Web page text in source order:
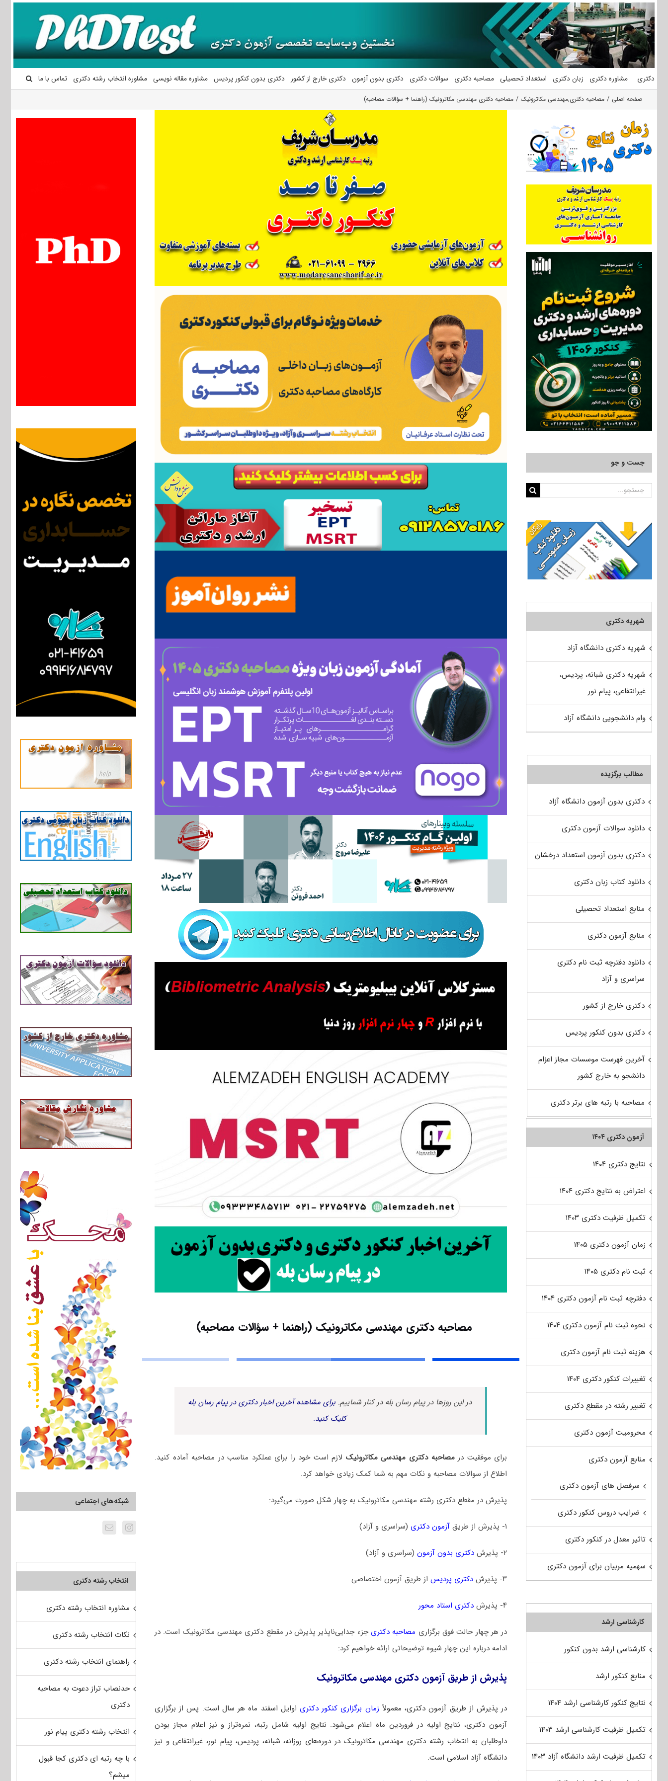
محتوا
دکتری مشاوره دکتری زبان دکتری استعداد تحصیلی مصاحبه دکتری سوالات دکتری دکتری بدون آزمون دکتری خارج از کشور دکتری بدون کنکور پردیس مشاوره مقاله نویسی مشاوره انتخاب رشته دکتری تماس با ما
صفحه اصلی مصاحبه دکتری,مهندسی مکاترونیک مصاحبه دکتری مهندسی مکاترونیک (راهنما + سؤالات مصاحبه)
مصاحبه دکتری مهندسی مکاترونیک (راهنما + سؤالات مصاحبه)
در این روزها در پیام رسان بله در کنار شماییم. برای مشاهده آخرین اخبار دکتری در پیام رسان بله
کلیک کنید.
برای موفقیت درمصاحبه دکتری مهندسی مکاترونیک لازم است خود را برای عملکرد مناسب در مصاحبه آماده کنید.
اطلاع از سوالات مصاحبه و نکات مهم به شما کمک زیادی خواهد کرد.
پذیرش در مقطع دکتری رشته مهندسی مکاترونیک به چهار شکل صورت می‌گیرد:
۱- پذیرش از طریق آزمون دکتری (سراسری و آزاد)
۲- پذیرش دکتری بدون آزمون(سراسری و آزاد)
۳- پذیرش دکتری پردیساز طریق آزمون اختصاصی
۴- پذیرش دکتری استاد محور
در هر چهار حالت فوق برگزاری مصاحبه دکتری جزء جدایی‌ناپذیر پذیرش در مقطع دکتری مهندسی مکاترونیک است. در
ادامه درباره این چهار شیوه توضیحاتی ارائه خواهیم کرد:
پذیرش از طریق آزمون دکتری مهندسی مکاترونیک
در پذیرش از طریق آزمون دکتری، معمولاً زمان برگزاری کنکور دکتری اوایل اسفند ماه هر سال است. پس از برگزاری
آزمون دکتری، نتایج اولیه در فروردین ماه اعلام می‌شود. نتایج اولیه شامل رتبه، نمره‌تراز و نیز اعلام مجاز بودن
داوطلبان به انتخاب رشته دکتری مهندسی مکاترونیک در دوره‌های روزانه، شبانه، پردیس، پیام نور، غیرانتفاعی و نیز
دانشگاه آزاد اسلامی است.
شبکه‌های اجتماعی
انتخاب رشته دکتری
مشاوره انتخاب رشته دکتری
نکات انتخاب رشته دکتری
راهنمای انتخاب رشته دکتری
حدنصاب تراز دعوت به مصاحبه
دکتری
انتخاب رشته دکتری پیام نور
با چه رتبه ای دکتری کجا قبول
میشم؟
جست و جو
جستجو
شهریه دکتری
شهریه دکتری دانشگاه آزاد
شهریه دکتری شبانه، پردیس،
غیرانتفاعی، پیام نور
وام دانشجویی دانشگاه آزاد
مطالب برگزیده
دکتری بدون آزمون دانشگاه آزاد
دانلود سوالات آزمون دکتری
دکتری بدون آزمون استعداد درخشان
دانلود کتاب زبان دکتری
منابع استعداد تحصیلی
منابع آزمون دکتری
دانلود دفترچه ثبت نام دکتری
سراسری و آزاد
دکتری خارج از کشور
دکتری بدون کنکور پردیس
آخرین فهرست موسسات مجاز اعزام
دانشجو به خارج کشور
مصاحبه با رتبه های برتر دکتری
آزمون دکتری ۱۴۰۴
نتایج دکتری ۱۴۰۴
اعتراض به نتایج دکتری ۱۴۰۴
تکمیل ظرفیت دکتری ۱۴۰۳
زمان آزمون دکتری ۱۴۰۵
ثبت نام دکتری ۱۴۰۵
دفترچه ثبت نام آزمون دکتری ۱۴۰۴
نحوه ثبت نام آزمون دکتری ۱۴۰۴
هزینه ثبت نام آزمون دکتری
تغییرات کنکور دکتری ۱۴۰۴
تغییر رشته در مقطع دکتری
محرومیت آزمون دکتری
منابع آزمون دکتری
سرفصل های آزمون دکتری
ضرایب دروس کنکور دکتری
تاثیر معدل در کنکور دکتری
سهمیه مربیان برای آزمون دکتری
کارشناسی ارشد
کارشناسی ارشد بدون کنکور
منابع کنکور ارشد
نتایج کنکور کارشناسی ارشد ۱۴۰۴
تکمیل ظرفیت کارشناسی ارشد ۱۴۰۳
تکمیل ظرفیت ارشد دانشگاه آزاد ۱۴۰۳